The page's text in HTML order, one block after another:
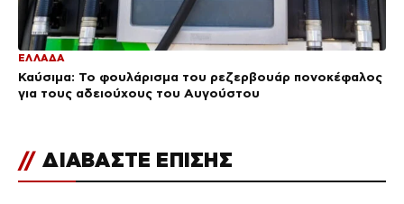
ΕΛΛΑΔΑ
Καύσιμα: Το φουλάρισμα του ρεζερβουάρ πονοκέφαλος
για τους αδειούχους του Αυγούστου
// ΔΙΑΒΑΣΤΕ ΕΠΙΣΗΣ